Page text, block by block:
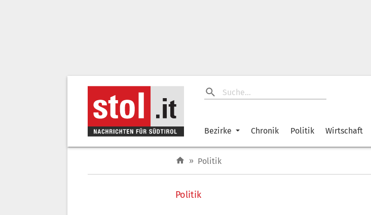
Bezirke Chronik Politik Wirtschaft
» Politik
Politik